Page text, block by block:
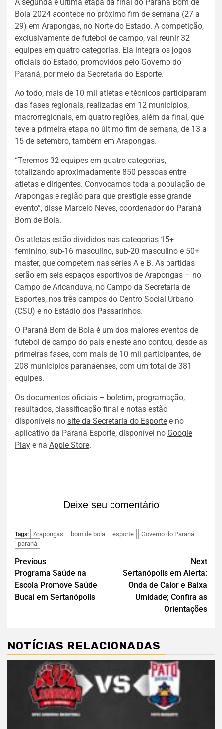
A segunda e última etapa da final do Paraná Bom de
Bola 2024 acontece no próximo fim de semana (27 a
29) em Arapongas, no Norte do Estado. A competição,
exclusivamente de futebol de campo, vai reunir 32
equipes em quatro categorias. Ela integra os jogos
oficiais do Estado, promovidos pelo Governo do
Paraná, por meio da Secretaria do Esporte.
Ao todo, mais de 10 mil atletas e técnicos participaram
das fases regionais, realizadas em 12 municípios,
macrorregionais, em quatro regiões, além da final, que
teve a primeira etapa no último fim de semana, de 13 a
15 de setembro, também em Arapongas.
“Teremos 32 equipes em quatro categorias,
totalizando aproximadamente 850 pessoas entre
atletas e dirigentes. Convocamos toda a população de
Arapongas e região para que prestigie esse grande
evento”, disse Marcelo Neves, coordenador do Paraná
Bom de Bola.
Os atletas estão divididos nas categorias 15+
feminino, sub-16 masculino, sub-20 masculino e 50+
master, que competem nas séries A e B. As partidas
serão em seis espaços esportivos de Arapongas – no
Campo de Aricanduva, no Campo da Secretaria de
Esportes, nos três campos do Centro Social Urbano
(CSU) e no Estádio dos Passarinhos.
O Paraná Bom de Bola é um dos maiores eventos de
futebol de campo do país e neste ano contou, desde as
primeiras fases, com mais de 10 mil participantes, de
208 municípios paranaenses, com um total de 381
equipes.
Os documentos oficiais – boletim, programação,
resultados, classificação final e notas estão
disponíveis no site da Secretaria do Esporte e no
aplicativo da Paraná Esporte, disponível no Google
Play e na Apple Store.
Deixe seu comentário
Tags: Arapongas bom de bola esporte
Governo do Paraná
paraná
Previous
Programa Saúde na
Escola Promove Saúde
Bucal em Sertanópolis
Next
Sertanópolis em Alerta:
Onda de Calor e Baixa
Umidade; Confira as
Orientações
NOTÍCIAS RELACIONADAS